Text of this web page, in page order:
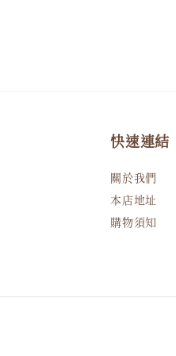
快速連結
關於我們
本店地址
購物須知